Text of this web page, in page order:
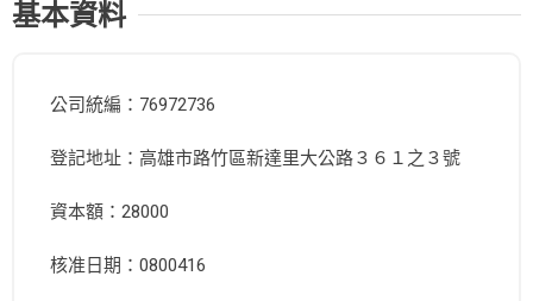
基本資料
公司統編：76972736
登記地址：高雄市路竹區新達里大公路３６１之３號
資本額：28000
核准日期：0800416